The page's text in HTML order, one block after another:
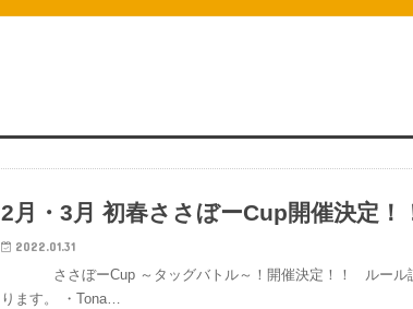
2月・3月 初春ささぼーCup開催決定！
2022.01.31
ささぼーCup ～タッグバトル～！開催決定！！ ルール説
ります。 ・Tona…